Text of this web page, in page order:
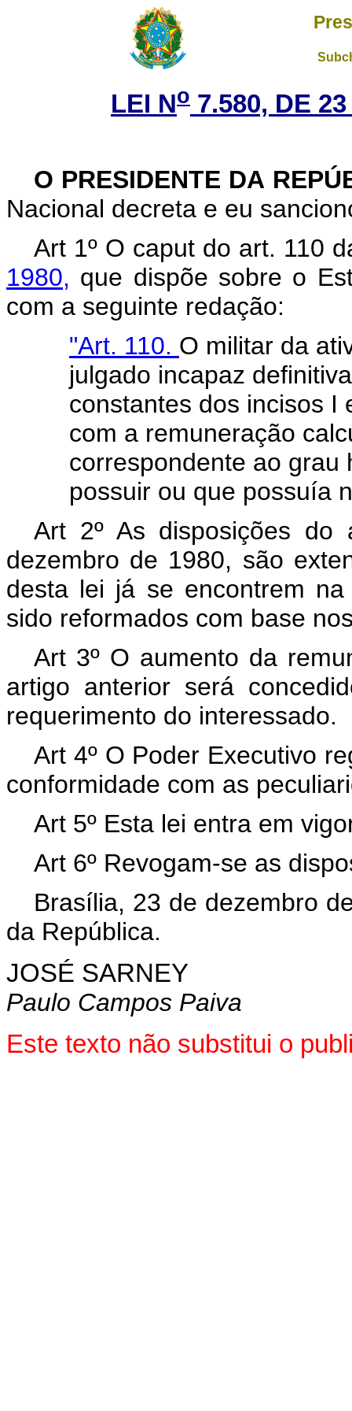
LEI No 7.580, DE
O PRESIDENTE DA
Nacional decreta e eu
Art 1º O caput do art. 110
1980, que dispõe sobre o
com a seguinte redação:
"Art. 110. O militar da
julgado incapaz
constantes dos incisos I
com a remuneração
correspondente ao grau
possuir ou que possuía
Art 2º As disposições
dezembro de 1980, são
desta lei já se encontrem
sido reformados com base
Art 3º O aumento da
artigo anterior será
requerimento do interessado.
Art 4º O Poder Executivo
conformidade com as
Art 5º Esta lei entra em
Art 6º Revogam-se as
Brasília, 23 de dezembro
da República.
JOSÉ SARNEY
Paulo Campos Paiva
Este texto não substitui o